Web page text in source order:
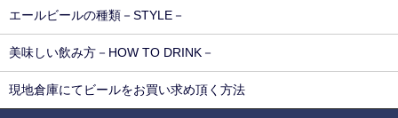
エールビールの種類－STYLE－
美味しい飲み方－HOW TO DRINK－
現地倉庫にてビールをお買い求め頂く方法